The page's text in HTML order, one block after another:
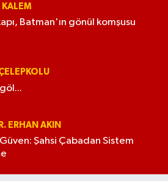
Batman'ın gönül komşusu
ERHAN AKIN
Şahsi Çabadan Sistem